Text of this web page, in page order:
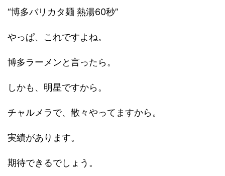
“博多バリカタ麺 熱湯60秒”
やっぱ、これですよね。
博多ラーメンと言ったら。
しかも、明星ですから。
チャルメラで、散々やってますから。
実績があります。
期待できるでしょう。